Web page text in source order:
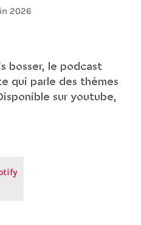
2026
bosser, le podcast
qui parle des thèmes
sur youtube,